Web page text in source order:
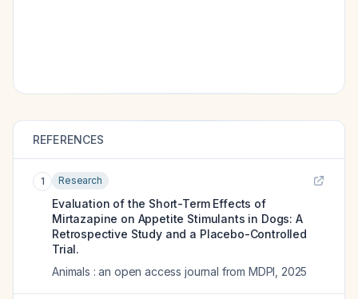
REFERENCES
1 Research
Evaluation of the Short-Term Effects of
Mirtazapine on Appetite Stimulants in Dogs: A
Retrospective Study and a Placebo-Controlled
Trial.
Animals : an open access journal from MDPI 2025